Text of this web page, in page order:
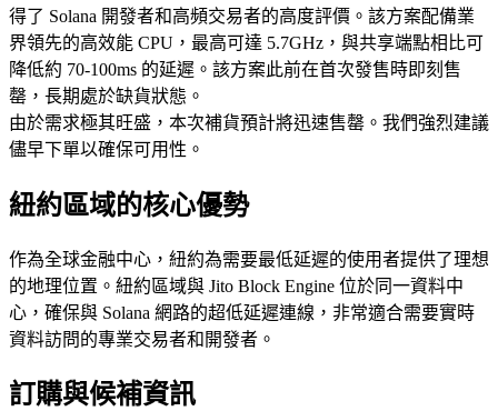
得了 Solana 開發者和高頻交易者的高度評價。該方案配備業
界領先的高效能 CPU，最高可達 5.7GHz，與共享端點相比可
降低約 70-100ms 的延遲。該方案此前在首次發售時即刻售
罄，長期處於缺貨狀態。
由於需求極其旺盛，本次補貨預計將迅速售罄。我們強烈建議
儘早下單以確保可用性。
紐約區域的核心優勢
作為全球金融中心，紐約為需要最低延遲的使用者提供了理想
的地理位置。紐約區域與 Jito Block Engine 位於同一資料中
心，確保與 Solana 網路的超低延遲連線，非常適合需要實時
資料訪問的專業交易者和開發者。
訂購與候補資訊